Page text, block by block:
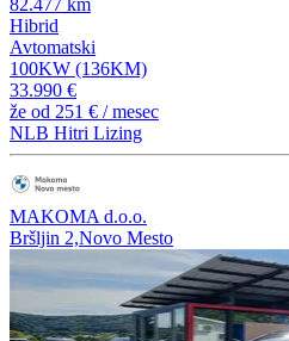
82.477 km
Hibrid
Avtomatski
100KW (136KM)
33.990 €
že od 251 € / mesec
NLB Hitri Lizing
MAKOMA d.o.o.
Bršljin 2,Novo Mesto